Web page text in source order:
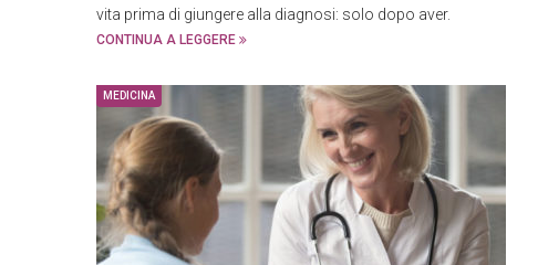
vita prima di giungere alla diagnosi: solo dopo aver.
CONTINUA A LEGGERE
MEDICINA